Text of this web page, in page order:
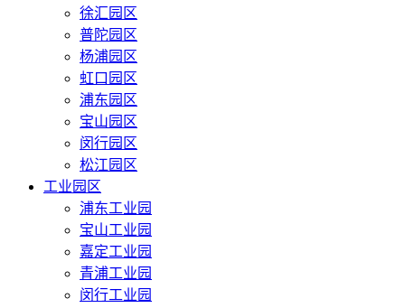
徐汇园区
普陀园区
杨浦园区
虹口园区
浦东园区
宝山园区
闵行园区
松江园区
工业园区
浦东工业园
宝山工业园
嘉定工业园
青浦工业园
闵行工业园